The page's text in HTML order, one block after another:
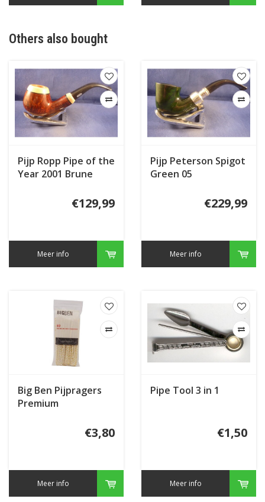
Others also bought
Pijp Ropp Pipe of the
Year 2001 Brune
€129,99
Meer info
Pijp Peterson Spigot
Green 05
€229,99
Meer info
Big Ben Pijpragers
Premium
€3,80
Meer info
Pipe Tool 3 in 1
€1,50
Meer info